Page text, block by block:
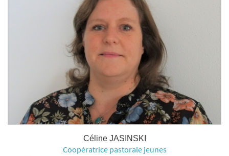
Céline JASINSKI
Coopératrice pastorale jeunes